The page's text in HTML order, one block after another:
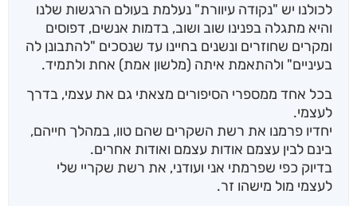
לכולנו יש "נקודה עיוורת" נעלמת בעולם הרגשות שלנו
והיא מתגלה בפנינו שוב ושוב, בדמות אנשים, דפוסים
ומקרים שחוזרים ונשנים בחיינו עד שנסכים "להתבונן לה
בעיניים" ולהתאמת איתה (מלשון אמת) אחת ולתמיד.
בכל אחד ממספרי הסיפורים מצאתי גם את עצמי, בדרך
לעצמי.
יחדיו פרמנו את רשת השקרים שהם טוו, במהלך חייהם,
בינם לבין עצמם אודות עצמם ואודות אחרים.
בדיוק כפי שפרמתי אני ועודני, את רשת שקריי שלי
לעצמי מול מישהו זר.